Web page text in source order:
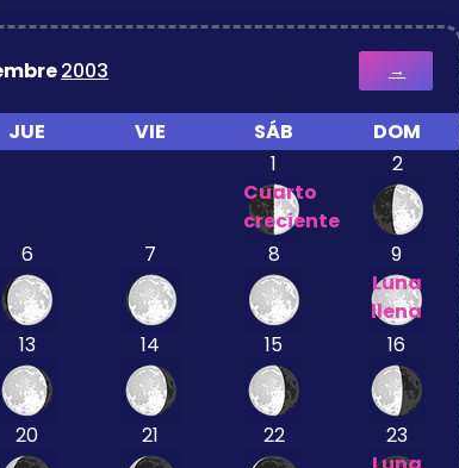
2003 →
JUE VIE SÁB
DOM
1
Cuarto
creciente
2
6 7 8
9
Luna
llena
13 14 15 16
20 21 22
23